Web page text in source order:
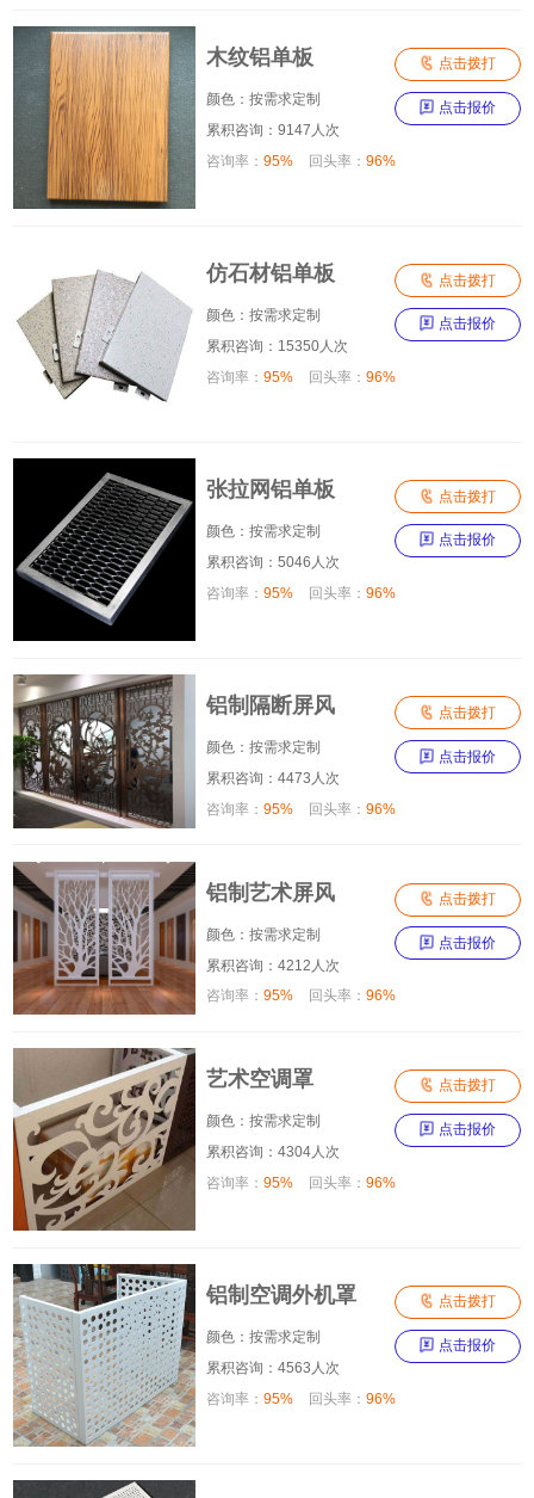
木纹铝单板
颜色：按需求定制
累积咨询：9147人次
 点击拨打
 点击报价
咨询率： 95% 回头率：96%
仿石材铝单板
颜色：按需求定制
累积咨询：15350人次
 点击拨打
 点击报价
咨询率： 95% 回头率：96%
张拉网铝单板
颜色：按需求定制
累积咨询：5046人次
 点击拨打
 点击报价
咨询率： 95% 回头率：96%
铝制隔断屏风
颜色：按需求定制
累积咨询：4473人次
 点击拨打
 点击报价
咨询率： 95% 回头率：96%
铝制艺术屏风
颜色：按需求定制
累积咨询：4212人次
 点击拨打
 点击报价
咨询率： 95% 回头率：96%
艺术空调罩
颜色：按需求定制
累积咨询：4304人次
 点击拨打
 点击报价
咨询率： 95% 回头率：96%
铝制空调外机罩
颜色：按需求定制
累积咨询：4563人次
 点击拨打
 点击报价
咨询率： 95% 回头率：96%